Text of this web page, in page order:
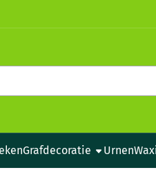
Grafdecoratie Urnen